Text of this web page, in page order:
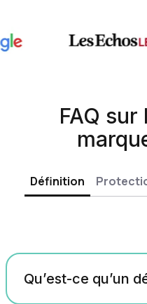
FAQ
Définition
Qu’est-ce qu’un